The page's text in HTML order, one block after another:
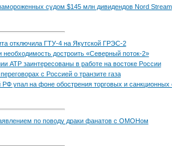
судом $145 млн дивидендов Nord Stream
отключила ГТУ-4 на Якутской ГРЭС-2
достроить «Северный поток-2»
АТР заинтересованы в работе на востоке России
с Россией о транзите газа
упал на фоне обострения торговых и санкционных
по поводу драки фанатов с ОМОНом